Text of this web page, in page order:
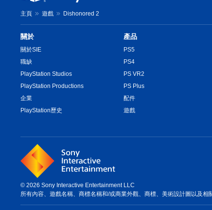
主頁 遊戲 Dishonored 2
關於
關於SIE
職缺
PlayStation Studios
PlayStation Productions
企業
PlayStation歷史
產品
PS5
PS4
PS VR2
PS Plus
配件
遊戲
© 2026 Sony Interactive Entertainment LLC
所有內容、遊戲名稱、商標名稱和/或商業外觀、商標、美術設計圖以及相